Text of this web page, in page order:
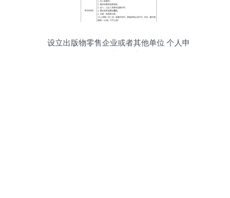
设立出版物零售企业或者其他单位 个人申